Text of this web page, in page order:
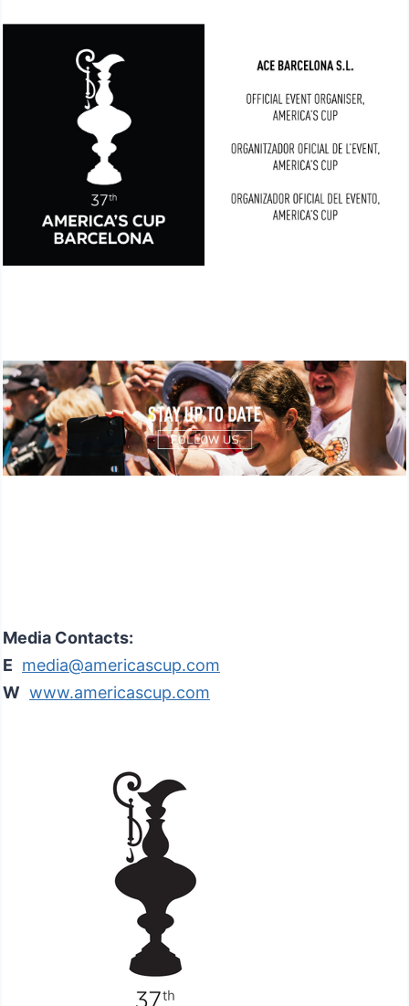
Media Contacts:
E media@americascup.com
W www.americascup.com